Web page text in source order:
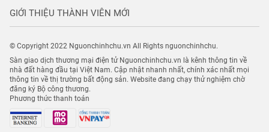
GIỚI THIỆU THÀNH VIÊN MỚI
© Copyright 2022 Nguonchinhchu.vn All Rights nguonchinhchu.
Sàn giao dịch thương mại điện tử Nguonchinhchu.vn là kênh thông tin về
nhà đất hàng đầu tại Việt Nam. Cập nhật nhanh nhất, chính xác nhất mọi
thông tin về thị trường bất động sản. Website đang chạy thử nghiệm chờ
đăng ký Bộ công thương.
Phương thức thanh toán